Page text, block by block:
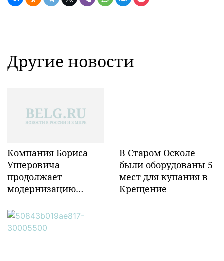
Другие новости
Компания Бориса
Ушеровича
продолжает
модернизацию
инфраструктуры в
Забайкалье
В Старом Осколе
были оборудованы 5
мест для купания в
Крещение